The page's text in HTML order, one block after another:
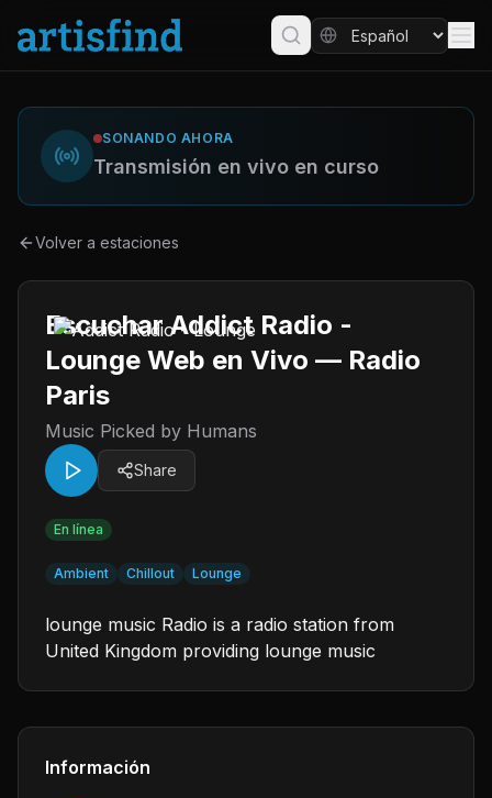
SONANDO AHORA
Transmisión en vivo en curso
Volver a estaciones
Escuchar Addict Radio -
Lounge Web en Vivo — Radio
Paris
Music Picked by Humans
Share
En línea
Ambient Chillout Lounge
lounge music Radio is a radio station from
United Kingdom providing lounge music
Información